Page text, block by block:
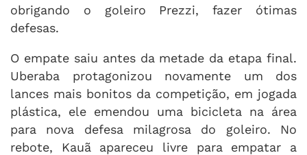
obrigando o goleiro Prezzi, fazer ótimas
defesas.
O empate saiu antes da metade da etapa final.
Uberaba protagonizou novamente um dos
lances mais bonitos da competição, em jogada
plástica, ele emendou uma bicicleta na área
para nova defesa milagrosa do goleiro. No
rebote, Kauã apareceu livre para empatar a